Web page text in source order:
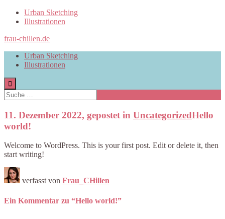
Urban Sketching
Illustrationen
frau-chillen.de
Urban Sketching
Illustrationen
11. Dezember 2022, gepostet in UncategorizedHello
world!
Welcome to WordPress. This is your first post. Edit or delete it, then
start writing!
verfasst von Frau_CHillen
Ein Kommentar zu “Hello world!”